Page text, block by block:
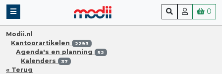
0
Modii.nl
Kantoorartikelen
2293
Agenda's en planning 52
Kalenders 37
« Terug